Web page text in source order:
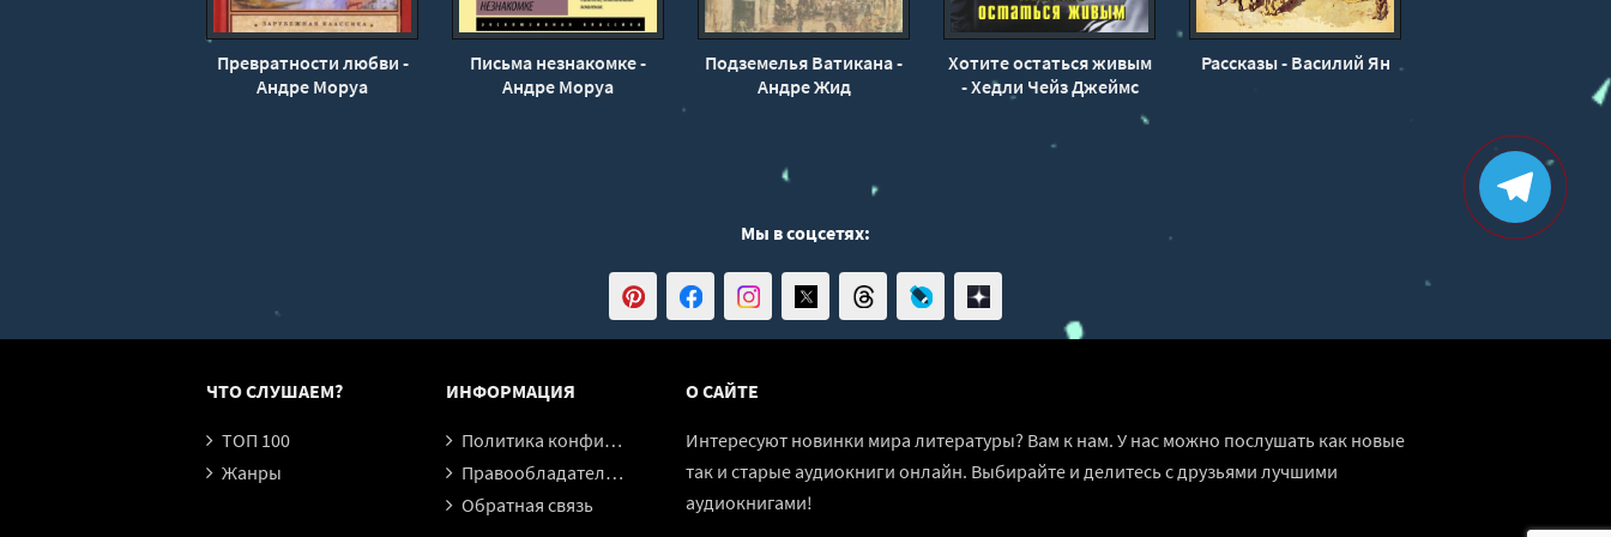
Превратности любви -
Андре Моруа
Письма незнакомке -
Андре Моруа
Подземелья Ватикана -
Андре Жид
Хотите остаться живым
- Хедли Чейз Джеймс
Рассказы - Василий Ян
Мы в соцсетях:
ЧТО СЛУШАЕМ?
ТОП 100
Жанры
ИНФОРМАЦИЯ
Политика конфиденциальности
Правообладателям
Обратная связь
О САЙТЕ
Интересуют новинки мира литературы? Вам к нам. У нас можно послушать как новые
так и старые аудиокниги онлайн. Выбирайте и делитесь с друзьями лучшими
аудиокнигами!